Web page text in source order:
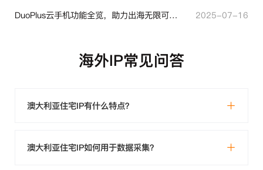
DuoPlus云手机功能全览，助力出海无限可能！
2025-07-16
海外IP常见问答
澳大利亚住宅IP有什么特点？
澳大利亚住宅IP如何用于数据采集？